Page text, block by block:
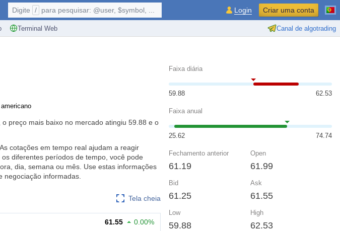
Terminal Web Canal de algotrading
Digite / para pesquisar: @user, $symbol, ... Login Criar uma conta
americano
o preço mais baixo no mercado atingiu 59.88 e o
cotações em tempo real ajudam a reagir
diferentes períodos de tempo, você pode
dia, semana ou mês. Use estas informações
negociação informadas.
Tela cheia
61.55 0.00%
Faixa diária
59.88 62.53
Faixa anual
25.62 74.74
Fechamento anterior
61.19
Open
61.99
Bid
61.25
Ask
61.55
Low
59.88
High
62.53